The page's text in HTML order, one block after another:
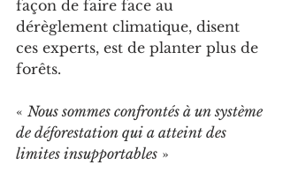
façon de faire face au
dérèglement climatique, disent
ces experts, est de planter plus de
forêts.
« Nous sommes confrontés à un système
de déforestation qui a atteint des
limites insupportables »